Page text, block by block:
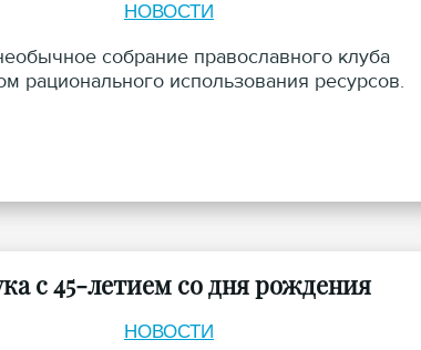
НОВОСТИ
собрание православного клуба
рационального использования ресурсов.
с 45-летием со дня рождения
НОВОСТИ